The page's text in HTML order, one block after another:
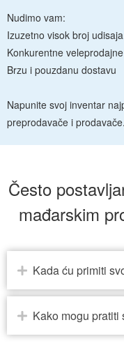
Nudimo vam:
Izuzetno visok broj
Konkurentne
Brzu i pouzdanu dostavu
Napunite svoj inventar
preprodavače i prodavače.
Često
mađarskim
Kada ću primiti
Kako mogu pratiti